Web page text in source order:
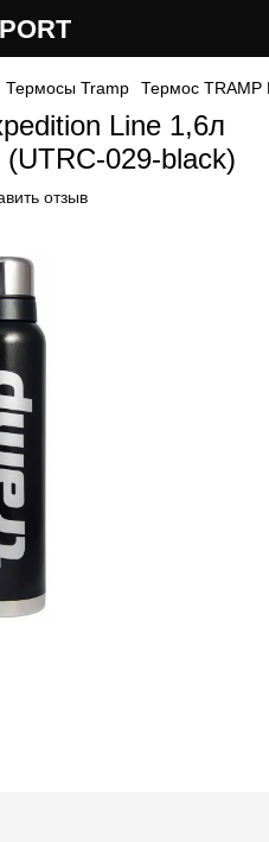
Термосы Tramp Термос TRAMP
Line 1,6л
029-black)
отзыв